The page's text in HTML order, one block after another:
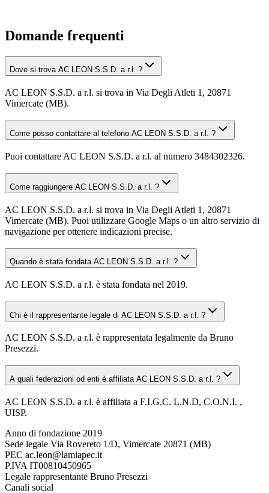
Domande frequenti
Dove si trova AC LEON S.S.D. a r.l. ?
AC LEON S.S.D. a r.l. si trova in Via Degli Atleti 1, 20871
Vimercate (MB).
Come posso contattare al telefono AC LEON S.S.D. a r.l. ?
Puoi contattare AC LEON S.S.D. a r.l. al numero 3484302326.
Come raggiungere AC LEON S.S.D. a r.l. ?
AC LEON S.S.D. a r.l. si trova in Via Degli Atleti 1, 20871
Vimercate (MB). Puoi utilizzare Google Maps o un altro servizio di
navigazione per ottenere indicazioni precise.
Quando è stata fondata AC LEON S.S.D. a r.l. ?
AC LEON S.S.D. a r.l. è stata fondata nel 2019.
Chi è il rappresentante legale di AC LEON S.S.D. a r.l. ?
AC LEON S.S.D. a r.l. è rappresentata legalmente da Bruno
Presezzi.
A quali federazioni od enti è affiliata AC LEON S.S.D. a r.l. ?
AC LEON S.S.D. a r.l. è affiliata a F.I.G.C. L.N.D, C.O.N.I. ,
UISP.
Anno di fondazione 2019
Sede legale Via Rovereto 1/D, Vimercate 20871 (MB)
PEC ac.leon@lamiapec.it
P.IVA IT00810450965
Legale rappresentante Bruno Presezzi
Canali social